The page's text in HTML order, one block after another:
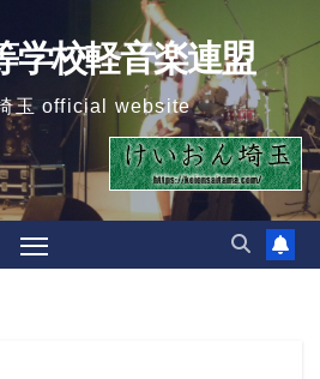
学校軽音楽連盟
玉 official website